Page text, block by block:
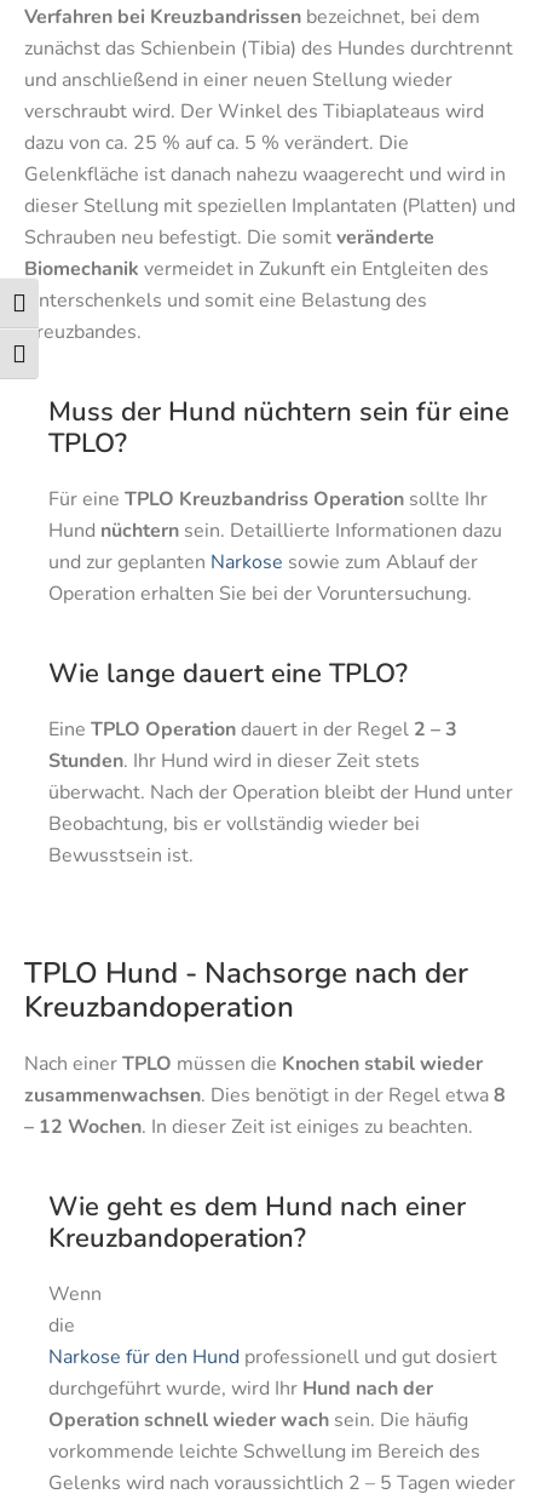
Umschalten auf hohe Kontraste
Schrift vergrößern
Verfahren bei Kreuzbandrissen bezeichnet, bei dem
zunächst das Schienbein (Tibia) des Hundes durchtrennt
und anschließend in einer neuen Stellung wieder
verschraubt wird. Der Winkel des Tibiaplateaus wird
dazu von ca. 25 % auf ca. 5 % verändert. Die
Gelenkfläche ist danach nahezu waagerecht und wird in
dieser Stellung mit speziellen Implantaten (Platten) und
Schrauben neu befestigt. Die somitveränderte
Biomechanik vermeidet in Zukunft ein Entgleiten des
Unterschenkels und somit eine Belastung des
Kreuzbandes.
Muss der Hund nüchtern sein für eine
TPLO?
Für eine TPLO Kreuzbandriss Operation sollte Ihr
Hund nüchtern sein. Detaillierte Informationen dazu
und zur geplanten Narkose sowie zum Ablauf der
Operation erhalten Sie bei der Voruntersuchung.
Wie lange dauert eine TPLO?
Eine TPLO Operationdauert in der Regel 2 – 3
Stunden. Ihr Hund wird in dieser Zeit stets
überwacht. Nach der Operation bleibt der Hund unter
Beobachtung, bis er vollständig wieder bei
Bewusstsein ist.
TPLO Hund - Nachsorge nach der
Kreuzbandoperation
Nach einerTPLO müssen die Knochen stabil wieder
zusammenwachsen. Dies benötigt in der Regel etwa8
– 12 Wochen. In dieser Zeit ist einiges zu beachten.
Wie geht es dem Hund nach einer
Kreuzbandoperation?
Wenn
die
Narkose für den Hund professionell und gut dosiert
durchgeführt wurde, wird Ihr Hund nach der
Operation schnell wieder wach sein. Die häufig
vorkommende leichte Schwellung im Bereich des
Gelenks wird nach voraussichtlich 2 – 5 Tagen wieder